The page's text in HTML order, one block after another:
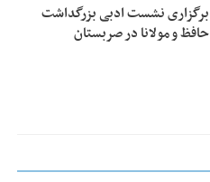
برگزاری نشست ادبی بزرگداشت
حافظ و مولانا در صربستان